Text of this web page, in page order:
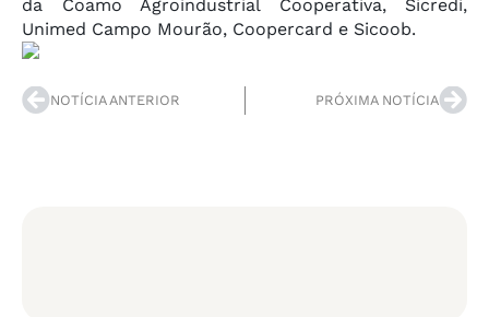
da Coamo Agroindustrial Cooperativa, Sicredi,
Unimed Campo Mourão, Coopercard e Sicoob.
NOTÍCIA ANTERIOR PRÓXIMA NOTÍCIA